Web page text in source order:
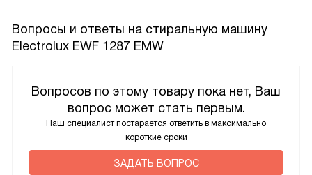
Вопросы и ответы на стиральную машину
Electrolux EWF 1287 EMW
Вопросов по этому товару пока нет, Ваш
вопрос может стать первым.
Наш специалист постарается ответить в максимально
короткие сроки
ЗАДАТЬ ВОПРОС